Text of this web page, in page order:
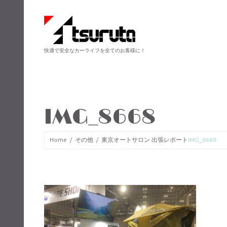
快適で安全なカーライフを全てのお客様に！
IMG_8668
Home その他 東京オートサロン 出張レポート IMG_8668